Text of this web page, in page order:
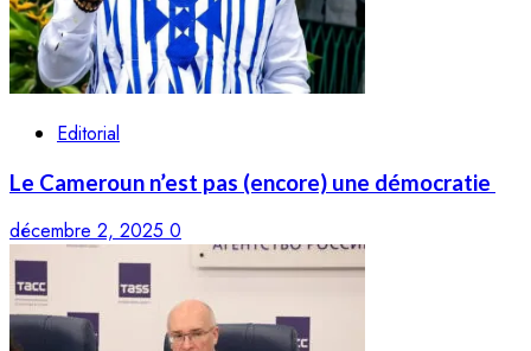
Editorial
Le Cameroun n’est pas (encore) une démocratie
décembre 2, 2025 0